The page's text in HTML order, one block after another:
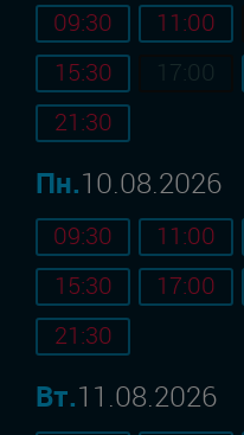
09:30 11:00
15:30
17:00
21:30
Пн.10.08.2026
09:30 11:00
15:30
17:00
21:30
Вт.11.08.2026